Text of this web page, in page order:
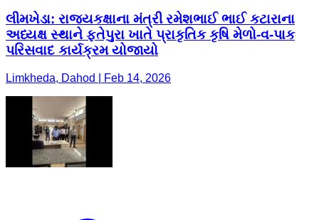
લીમખેડા: રાજ્યકક્ષાના મંત્રી રમેશભાઈ ભાઈ કટારાના
અધ્યક્ષ સ્થાને ફતેપુરા ખાતે પ્રાકૃતિક કૃષિ મેળો-વ-પાક
પરિસવાદ કાર્યક્રમ યોજાયો
Limkheda, Dahod | Feb 14, 2026